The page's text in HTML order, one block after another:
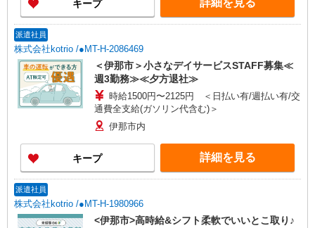
キープ 詳細を見る
派遣社員
株式会社kotrio /●MT-H-2086469
＜伊那市＞小さなデイサービスSTAFF募集≪
週3勤務≫≪夕方退社≫
時給1500円〜2125円 ＜日払い有/週払い有/交
通費全支給(ガソリン代含む)＞
伊那市内
キープ 詳細を見る
派遣社員
株式会社kotrio /●MT-H-1980966
<伊那市>高時給&シフト柔軟でいいとこ取り♪